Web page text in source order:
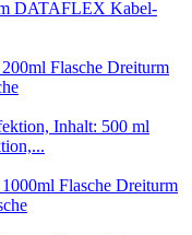
DATAFLEX Kabel-
Dreiturm
Dreiturm